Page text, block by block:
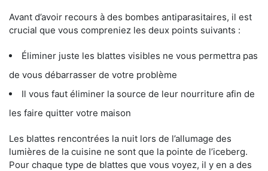
Avant d’avoir recours à des bombes antiparasitaires, il est
crucial que vous compreniez les deux points suivants :
Éliminer juste les blattes visibles ne vous permettra pas
de vous débarrasser de votre problème
Il vous faut éliminer la source de leur nourriture afin de
les faire quitter votre maison
Les blattes rencontrées la nuit lors de l’allumage des
lumières de la cuisine ne sont que la pointe de l’iceberg.
Pour chaque type de blattes que vous voyez, il y en a des